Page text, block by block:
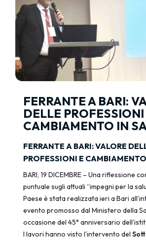
FERRANTE A BARI:
DELLE PROFESSIONI
CAMBIAMENTO IN
FERRANTE A BARI: VALORE
PROFESSIONI E
BARI, 19 DICEMBRE – Una riflessione
puntuale sugli attuali “impegni per la
Paese è stata realizzata ieri a Bari
evento promosso dal Ministero della
occasione del 45° anniversario
I lavori hanno visto l’intervento del